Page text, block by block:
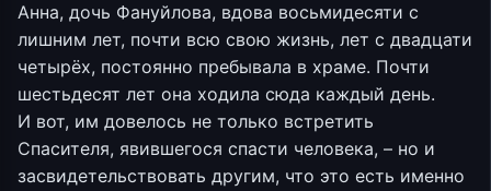
Анна, дочь Фануйлова, вдова восьмидесяти с
лишним лет, почти всю свою жизнь, лет с двадцати
четырёх, постоянно пребывала в храме. Почти
шестьдесят лет она ходила сюда каждый день.
И вот, им довелось не только встретить
Спасителя, явившегося спасти человека, – но и
засвидетельствовать другим, что это есть именно